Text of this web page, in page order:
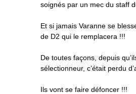
soignés par un mec du staff
Et si jamais Varanne se
de D2 qui le remplacera !!!
De toutes façons, depuis
sélectionneur, c’était perdu
Ils vont se faire défoncer !!!